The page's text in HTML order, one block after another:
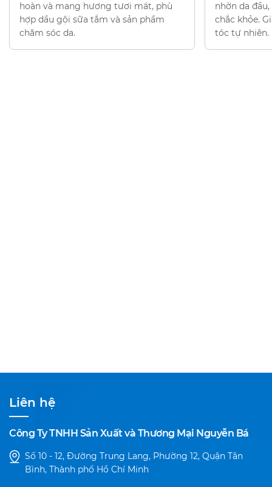
hoàn và mang hương tươi mát, phù
hợp dầu gội sữa tắm và sản phẩm
chăm sóc da.
nhờn da
chắc khỏe.
tóc tự nhiên.
Liên hệ
Công Ty TNHH Sản Xuất và Thương Mại Nguyễn Bá
Số 10 - 12, Đường Trung Lang, Phường 12, Quận Tân
Bình, Thành phố Hồ Chí Minh